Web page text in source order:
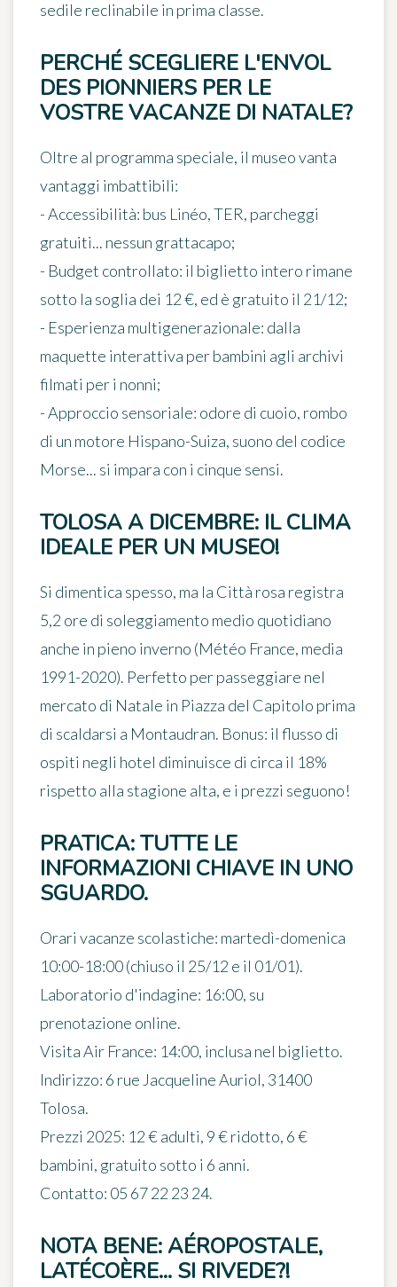
sedile reclinabile in prima classe.
PERCHÉ SCEGLIERE L'ENVOL
DES PIONNIERS PER LE
VOSTRE VACANZE DI NATALE?
Oltre al programma speciale, il museo vanta
vantaggi imbattibili:
-Accessibilità: bus Linéo, TER, parcheggi
gratuiti... nessun grattacapo;
- Budget controllato: il biglietto intero rimane
sotto la soglia dei 12 €, ed è gratuito il 21/12;
- Esperienza multigenerazionale: dalla
maquette interattiva per bambini agli archivi
filmati per i nonni;
-Approccio sensoriale: odore di cuoio, rombo
di un motore Hispano-Suiza, suono del codice
Morse... si impara con i cinque sensi.
TOLOSA A DICEMBRE: IL CLIMA
IDEALE PER UN MUSEO!
Si dimentica spesso, ma la Città rosa registra
5,2 ore di soleggiamento medio quotidiano
anche in pieno inverno (Météo France, media
1991-2020). Perfetto per passeggiare nel
mercato di Natale in Piazza del Capitolo prima
di scaldarsi a Montaudran. Bonus: il flusso di
ospiti negli hotel diminuisce di circa il 18%
rispetto alla stagione alta, e i prezzi seguono!
PRATICA: TUTTE LE
INFORMAZIONI CHIAVE IN UNO
SGUARDO.
Orari vacanze scolastiche: martedì-domenica
10:00-18:00 (chiuso il 25/12 e il 01/01).
Laboratorio d'indagine: 16:00, su
prenotazione online.
Visita Air France: 14:00, inclusa nel biglietto.
Indirizzo: 6 rue Jacqueline Auriol, 31400
Tolosa.
Prezzi 2025: 12 € adulti, 9 € ridotto, 6 €
bambini, gratuito sotto i 6 anni.
Contatto: 05 67 22 23 24.
NOTA BENE: AÉROPOSTALE,
LATÉCOÈRE... SI RIVEDE?!